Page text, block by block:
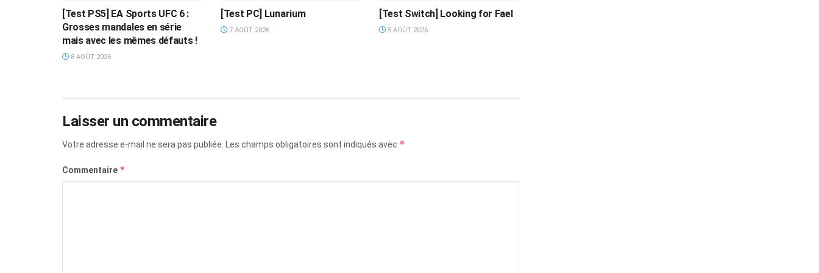
[Test PS5] EA Sports UFC 6 :
Grosses mandales en série
mais avec les mêmes défauts !
8 AOÛT 2026
[Test PC] Lunarium
7 AOÛT 2026
[Test Switch] Looking for Fael
5 AOÛT 2026
Laisser un commentaire
Votre adresse e-mail ne sera pas publiée. Les champs obligatoires sont indiqués avec *
Commentaire *